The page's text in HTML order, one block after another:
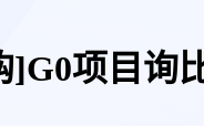
项目询